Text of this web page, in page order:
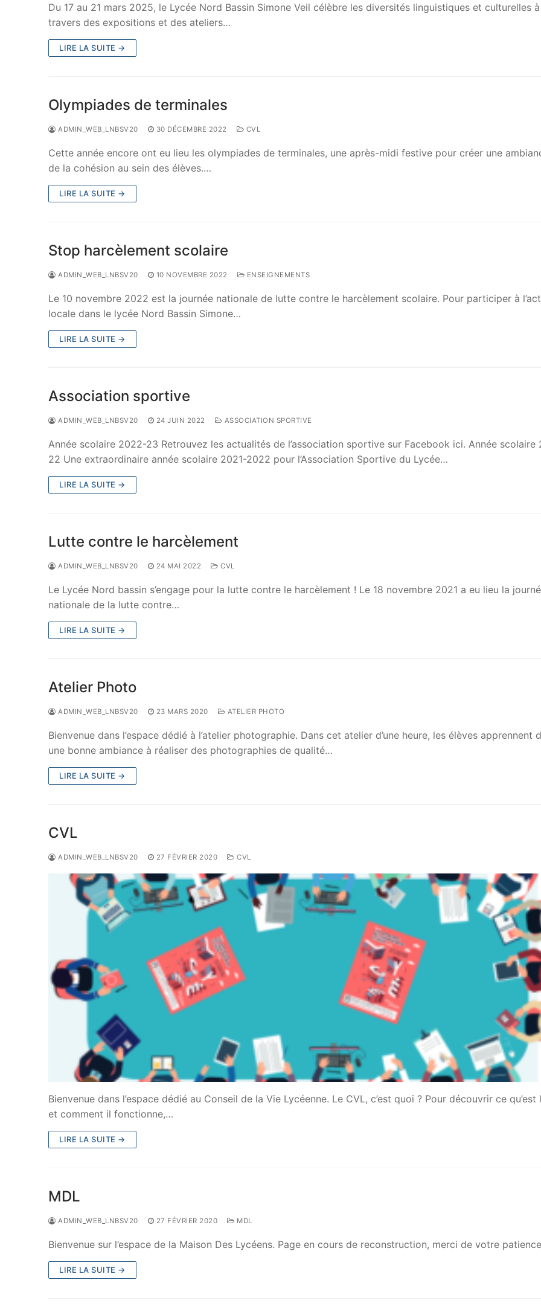
Du 17 au 21 mars 2025, le Lycée Nord Bassin Simone Veil célèbre les diversités linguistiques et culturelles à
travers des expositions et des ateliers…
LIRE LA SUITE →
Olympiades de terminales
ADMIN_WEB_LNBSV20 30 DÉCEMBRE 2022 CVL
Cette année encore ont eu lieu les olympiades de terminales, une après-midi festive pour créer une
de la cohésion au sein des élèves.…
LIRE LA SUITE →
Stop harcèlement scolaire
ADMIN_WEB_LNBSV20 10 NOVEMBRE 2022 ENSEIGNEMENTS
Le 10 novembre 2022 est la journée nationale de lutte contre le harcèlement scolaire. Pour participer à
locale dans le lycée Nord Bassin Simone…
LIRE LA SUITE →
Association sportive
ADMIN_WEB_LNBSV20 24 JUIN 2022 ASSOCIATION SPORTIVE
Année scolaire 2022-23 Retrouvez les actualités de l’association sportive sur Facebook ici. Année scolaire
22 Une extraordinaire année scolaire 2021-2022 pour l’Association Sportive du Lycée…
LIRE LA SUITE →
Lutte contre le harcèlement
ADMIN_WEB_LNBSV20 24 MAI 2022 CVL
Le Lycée Nord bassin s’engage pour la lutte contre le harcèlement ! Le 18 novembre 2021 a eu lieu la
nationale de la lutte contre…
LIRE LA SUITE →
Atelier Photo
ADMIN_WEB_LNBSV20 23 MARS 2020 ATELIER PHOTO
Bienvenue dans l’espace dédié à l’atelier photographie. Dans cet atelier d’une heure, les élèves apprennent
une bonne ambiance à réaliser des photographies de qualité…
LIRE LA SUITE →
CVL
ADMIN_WEB_LNBSV20 27 FÉVRIER 2020 CVL
Bienvenue dans l’espace dédié au Conseil de la Vie Lycéenne. Le CVL, c’est quoi ? Pour découvrir ce qu’est
et comment il fonctionne,…
LIRE LA SUITE →
MDL
ADMIN_WEB_LNBSV20 27 FÉVRIER 2020 MDL
Bienvenue sur l’espace de la Maison Des Lycéens. Page en cours de reconstruction, merci de votre
LIRE LA SUITE →